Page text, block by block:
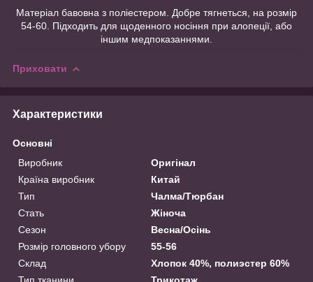
Матеріал бавовна з поліестером. Добре тягнеться, на розмір
54-60. Підходить для щоденного носіння при алопеції, або
іншим медпоказаннями.
Приховати
Характеристики
Основні
Виробник
Оригінал
Країна виробник
Китай
Тип
Чалма/Тюрбан
Стать
Жіноча
Сезон
Весна/Осінь
Розмір головного убору
55-56
Склад
Хлопок 40%, полиэстер 60%
Тип тканини
Трикотаж